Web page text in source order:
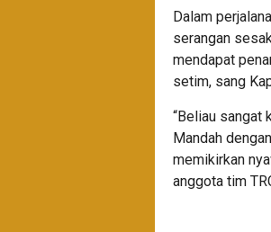
Dalam
serangan
mendapat
setim, sang
“Beliau sangat
Mandah
memikirkan
anggota tim